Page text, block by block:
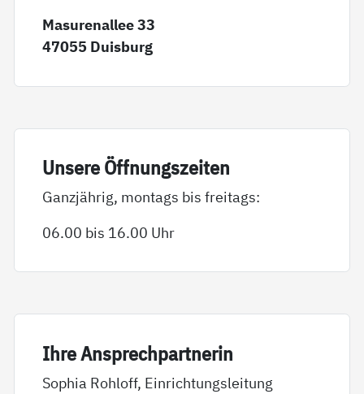
Masurenallee 33
47055 Duisburg
Un­se­re Öff­nungs­zei­ten
Ganzjährig, montags bis freitags:
06.00 bis 16.00 Uhr
Ih­re An­sp­rech­part­ne­rin
Sophia Rohloff, Einrichtungsleitung